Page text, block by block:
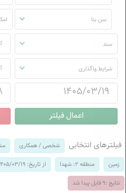
سن بنا
سند
شرایط واگذاری
فیلترهای انتخابی شخصی / همکاری
زمین منطقه 2: شهدا از تاریخ: 1405/03/19
نتایج :9فایل پیدا شد